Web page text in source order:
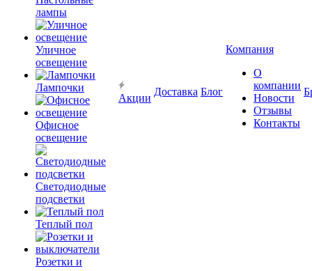
лампы
Уличное
освещение
Лампочки
Офисное
освещение
Светодиодные
подсветки
Теплый пол
Розетки и
Акции
Доставка Блог
Компания
О
компании
Новости
Отзывы
Контакты